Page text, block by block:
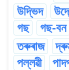
উদ্ভিদ
গছ
গছ-বন
তৰুৰাজ
পল্লৱী